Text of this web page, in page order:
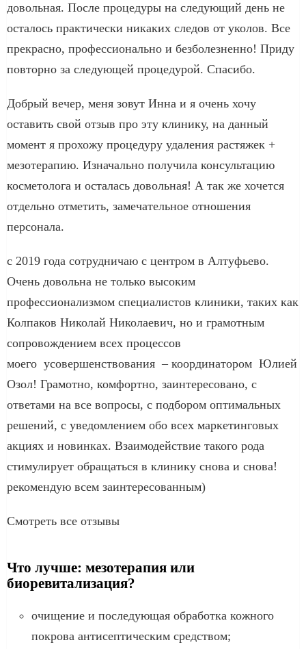
довольная. После процедуры на следующий день не
осталось практически никаких следов от уколов. Все
прекрасно, профессионально и безболезненно! Приду
повторно за следующей процедурой. Спасибо.
Добрый вечер, меня зовут Инна и я очень хочу
оставить свой отзыв про эту клинику, на данный
момент я прохожу процедуру удаления растяжек +
мезотерапию. Изначально получила консультацию
косметолога и осталась довольная! А так же хочется
отдельно отметить, замечательное отношения
персонала.
с 2019 года сотрудничаю с центром в Алтуфьево.
Очень довольна не только высоким
профессионализмом специалистов клиники, таких как
Колпаков Николай Николаевич, но и грамотным
сопровождением всех процессов
моего усовершенствования – координатором Юлией
Озол! Грамотно, комфортно, заинтересовано, с
ответами на все вопросы, с подбором оптимальных
решений, с уведомлением обо всех маркетинговых
акциях и новинках. Взаимодействие такого рода
стимулирует обращаться в клинику снова и снова!
рекомендую всем заинтересованным)
Смотреть все отзывы
Что лучше: мезотерапия или
биоревитализация?
очищение и последующая обработка кожного
покрова антисептическим средством;